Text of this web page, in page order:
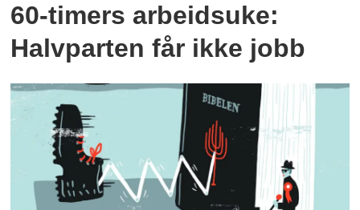
60-timers arbeidsuke:
Halvparten får ikke jobb